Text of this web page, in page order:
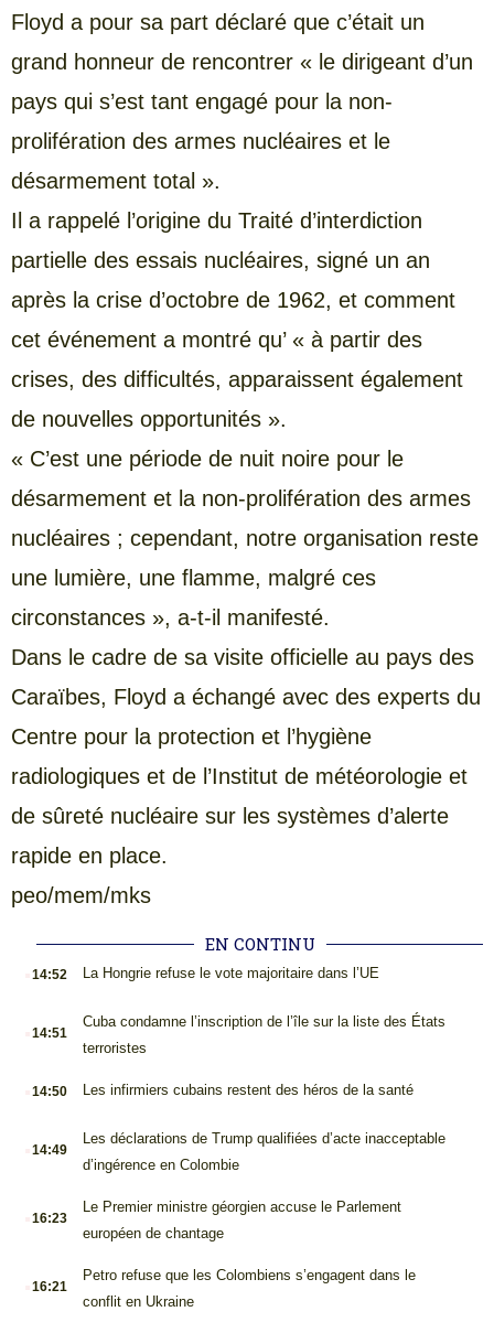
Floyd a pour sa part déclaré que c’était un
grand honneur de rencontrer « le dirigeant d’un
pays qui s’est tant engagé pour la non-
prolifération des armes nucléaires et le
désarmement total ».
Il a rappelé l’origine du Traité d’interdiction
partielle des essais nucléaires, signé un an
après la crise d’octobre de 1962, et comment
cet événement a montré qu’ « à partir des
crises, des difficultés, apparaissent également
de nouvelles opportunités ».
« C’est une période de nuit noire pour le
désarmement et la non-prolifération des armes
nucléaires ; cependant, notre organisation reste
une lumière, une flamme, malgré ces
circonstances », a-t-il manifesté.
Dans le cadre de sa visite officielle au pays des
Caraïbes, Floyd a échangé avec des experts du
Centre pour la protection et l’hygiène
radiologiques et de l’Institut de météorologie et
de sûreté nucléaire sur les systèmes d’alerte
rapide en place.
peo/mem/mks
EN CONTINU
14:52 La Hongrie refuse le vote majoritaire dans l’UE
14:51
Cuba condamne l’inscription de l’île sur la liste des États
terroristes
14:50 Les infirmiers cubains restent des héros de la santé
14:49
Les déclarations de Trump qualifiées d’acte inacceptable
d’ingérence en Colombie
16:23
Le Premier ministre géorgien accuse le Parlement
européen de chantage
16:21
Petro refuse que les Colombiens s’engagent dans le
conflit en Ukraine